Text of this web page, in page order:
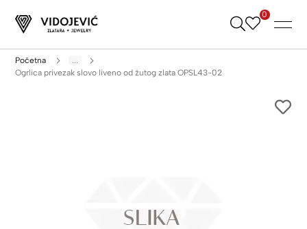
Skip
0
Početna
...
Ogrlica privezak slovo liveno od žutog zlata OPSL43-02